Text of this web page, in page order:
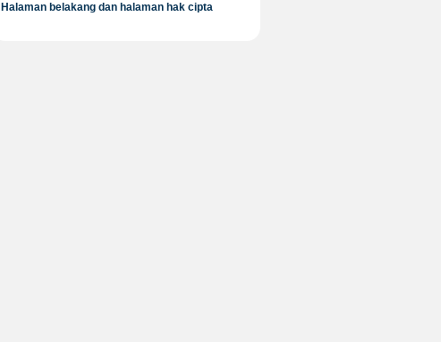
Halaman belakang dan halaman hak cipta